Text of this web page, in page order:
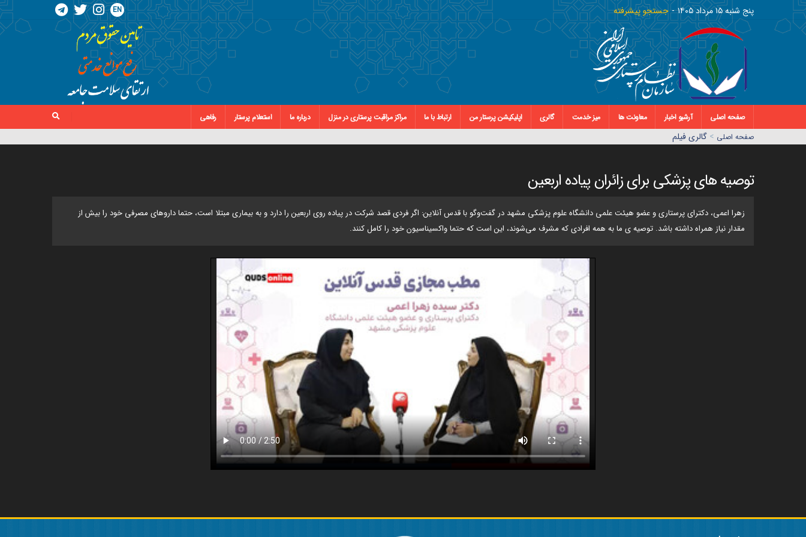
پنج شنبه ١٥ مرداد ١٤٠٥ جستجو پیشرفته EN
صفحه اصلی آرشیو اخبار معاونت ها میز خدمت گالری اپلیکیشن پرستار من ارتباط با ما مراکز مراقبت پرستاری در منزل درباره ما استعلام پرستار
رفاهی
صفحه اصلي > گالری فیلم
توصیه های پزشکی برای زائران پیاده اربعین
زهرا اعمی، دکترای پرستاری و عضو هیئت علمی دانشگاه علوم پزشکی مشهد در گفت‌وگو با قدس آنلاین: اگر فردی قصد شرکت در پیاده روی اربعین را دارد و به بیماری مبتلا است، حتما داروهای مصرفی خود را بیش از
مقدار نیاز همراه داشته باشد. توصیه ی ما به همه افرادی که مشرف می‌شوند، این است که حتما واکسیناسیون خود را کامل کنند.